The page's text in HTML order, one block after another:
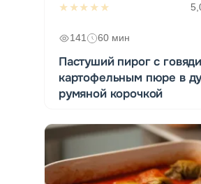
★★★★★
141 60 мин
Пастуший пирог с
картофельным пюре в
румяной корочкой